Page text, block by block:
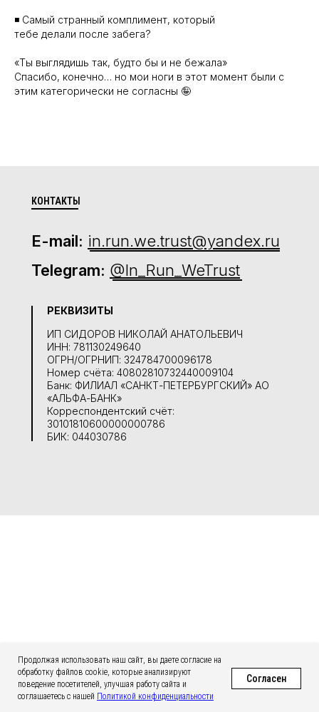
◾️ Самый странный комплимент, который
тебе делали после забега?
«Ты выглядишь так, будто бы и не бежала»
Спасибо, конечно… но мои ноги в этот момент были с
этим категорически не согласны 🤪
КОНТАКТЫ
ИП СИДОРОВ НИКОЛАЙ АНАТОЛЬЕВИЧ
ИНН: 781130249640
ОГРН/ОГРНИП: 324784700096178
Номер счёта: 40802810732440009104
Банк: ФИЛИАЛ «САНКТ-ПЕТЕРБУРГСКИЙ» АО
«АЛЬФА-БАНК»
Корреспондентский счёт:
30101810600000000786
БИК: 044030786
РЕКВИЗИТЫ
Telegram: @In_Run_WeTrust
E-mail: in.run.we.trust@yandex.ru
COPYRIGHT. ВСЕ ПРАВА ЗАЩИЩЕНЫ. 2025
ПОЛИТИКА КОНФИДЕНЦИАЛЬНОСТИ
Продолжая использовать наш сайт, вы даете согласие на
обработку файлов cookie, которые анализируют
поведение посетителей, улучшая работу сайта и
соглашаетесь с нашей Политикой конфиденциальности
Согласен